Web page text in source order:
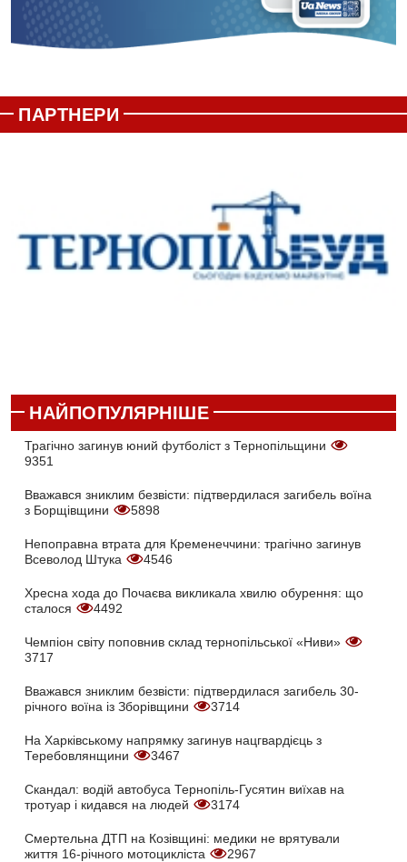
ПАРТНЕРИ
НАЙПОПУЛЯРНІШЕ
Трагічно загинув юний футболіст з Тернопільщини
9351
Вважався зниклим безвісти: підтвердилася загибель воїна
з Борщівщини
5898
Непоправна втрата для Кременеччини: трагічно загинув
Всеволод Штука
4546
Хресна хода до Почаєва викликала хвилю обурення: що
сталося
4492
Чемпіон світу поповнив склад тернопільської «Ниви»
3717
Вважався зниклим безвісти: підтвердилася загибель 30-
річного воїна із Зборівщини
3714
На Харківському напрямку загинув нацгвардієць з
Теребовлянщини
3467
Скандал: водій автобуса Тернопіль-Гусятин виїхав на
тротуар і кидався на людей
3174
Смертельна ДТП на Козівщині: медики не врятували
життя 16-річного мотоцикліста
2967